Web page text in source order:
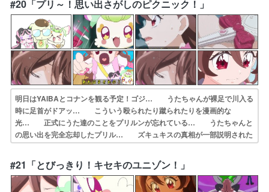
ど完全に記憶忘… 富竹ポジションのキャラか？と思ったらフリ…
#20「プリ～！思い出さがしのピクニック！」
明日はYAIBAとコナンを観る予定！ゴジ… うたちゃんが裸足で川入る
時に足首がドアッ… こういう殴られたり蹴られたりを漫画的な
光… 正式にうた達のことをプリルンが忘れている… うたちゃんと
の思い出を完全忘却したプリル… ズキュキスの真相が一部説明された
回だけど… 話の整理がされ幼女にも優しい！と油断して… プリル
ンに思い出してもらうため思い出探し… 危ない……今日の分を投稿す
る前に寝るとこ… 思い出さがしのピクニック！名前ももうある…
#21「とびっきり！キセキのユニゾン！」